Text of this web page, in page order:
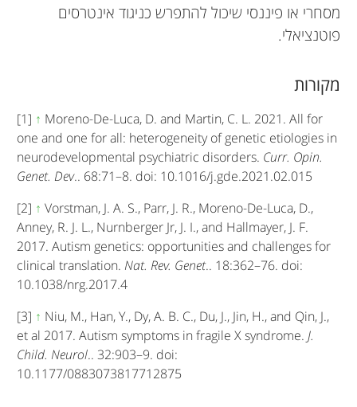
מסחרי או פיננסי שיכול להתפרש כניגוד אינטרסים
פוטנציאלי.
מקורות
[1] ↑ Moreno-De-Luca, D. and Martin, C. L. 2021. All for
one and one for all: heterogeneity of genetic etiologies in
neurodevelopmental psychiatric disorders.Curr. Opin.
Genet. Dev.. 68:71–8. doi: 10.1016/j.gde.2021.02.015
[2] ↑ Vorstman, J. A. S., Parr, J. R., Moreno-De-Luca, D.,
Anney, R. J. L., Nurnberger Jr, J. I., and Hallmayer, J. F.
2017. Autism genetics: opportunities and challenges for
clinical translation.Nat. Rev. Genet.. 18:362–76. doi:
10.1038/nrg.2017.4
[3] ↑ Niu, M., Han, Y., Dy, A. B. C., Du, J., Jin, H., and Qin, J.,
et al 2017. Autism symptoms in fragile X syndrome.J.
Child. Neurol.. 32:903–9. doi:
10.1177/0883073817712875